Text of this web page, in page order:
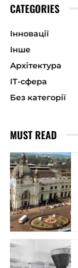
CATEGORIES
Інновації
Інше
Архітектура
ІТ-сфера
Без категорії
MUST READ